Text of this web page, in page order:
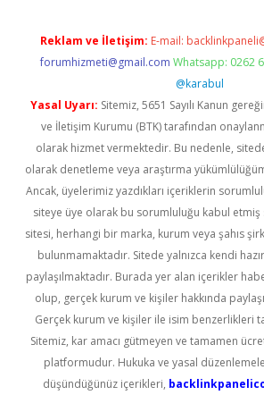
Reklam ve İletişim: E-mail:
forumhizmeti@gmail.com Whatsapp: 0262
@karabul
Yasal Uyarı: Sitemiz, 5651 Sayılı Kanun
ve İletişim Kurumu (BTK) tarafından
olarak hizmet vermektedir. Bu nedenle,
olarak denetleme veya araştırma
Ancak, üyelerimiz yazdıkları içeriklerin
siteye üye olarak bu sorumluluğu kabul etmiş
sitesi, herhangi bir marka, kurum veya şahıs
bulunmamaktadır. Sitede yalnızca kendi
paylaşılmaktadır. Burada yer alan içerikler
olup, gerçek kurum ve kişiler hakkında
Gerçek kurum ve kişiler ile isim benzerlikleri
Sitemiz, kar amacı gütmeyen ve tamamen
platformudur. Hukuka ve yasal
düşündüğünüz içerikleri,